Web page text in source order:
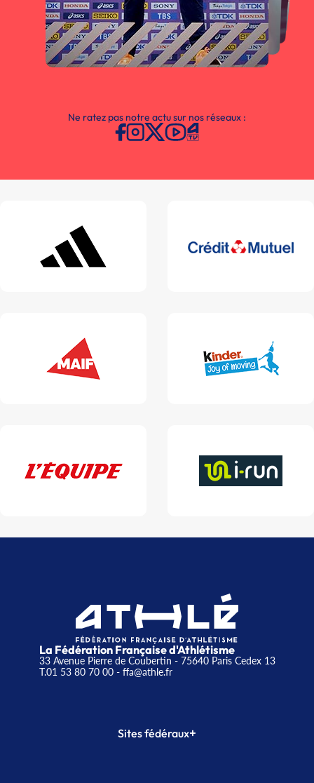
Ne ratez pas notre actu sur nos réseaux :
La Fédération Française d'Athlétisme
33 Avenue Pierre de Coubertin - 75640 Paris Cedex 13
T.01 53 80 70 00- ffa@athle.fr
Sites fédéraux+